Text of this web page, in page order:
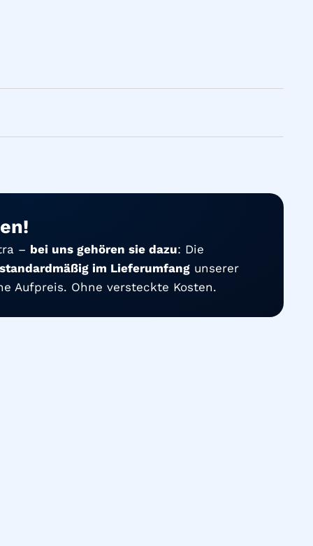
– bei uns gehören sie dazu: Die
standardmäßig im Lieferumfang unserer
Aufpreis. Ohne versteckte Kosten.